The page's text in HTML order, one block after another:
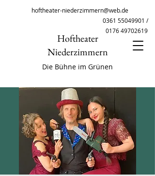
hoftheater-niederzimmern@web.de
Hoftheater
Niederzimmern
0361 55049901 /
0176 49702619
Die Bühne im Grünen